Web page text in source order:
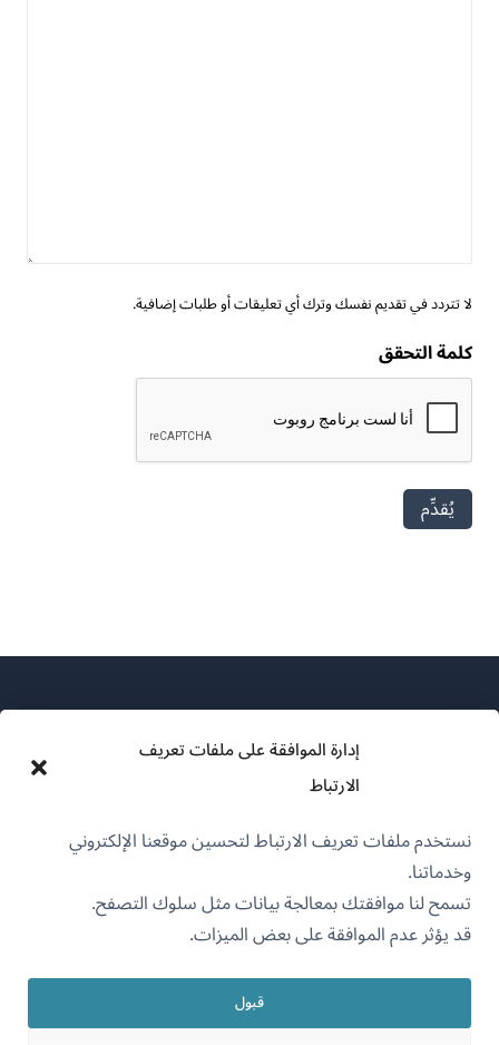
إدارة الموافقة على ملفات تعريف
الارتباط
نستخدم ملفات تعريف الارتباط لتحسين موقعنا الإلكتروني
وخدماتنا.
تسمح لنا موافقتك بمعالجة بيانات مثل سلوك التصفح.
قد يؤثر عدم الموافقة على بعض الميزات.
قبول
لا تتردد في تقديم نفسك وترك أي تعليقات أو طلبات إضافية.
كلمة التحقق
يُقدِّم
العربية
سياسة GDPR والخصوصية
انضم إلى فريقنا (يفتح
في
نافذة
جديدة)
(يفتح
نافذة
جديدة)
(يفتح
نافذة
جديدة)
(يفتح
جديدة)